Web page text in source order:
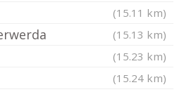
(15.11 km)
(15.13 km)
(15.23 km)
(15.24 km)